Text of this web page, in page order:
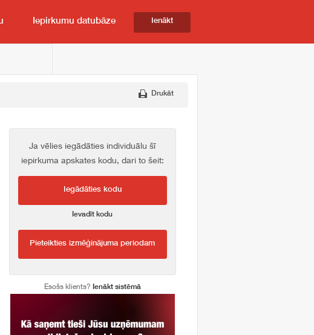
Iepirkumu datubāze Ienākt
Drukāt
Ja vēlies iegādāties individuālu šī
iepirkuma apskates kodu, dari to šeit:
Iegādāties kodu
Ievadīt kodu
Pieteikties izmēģinājuma periodam
Esošs klients? Ienākt sistēmā